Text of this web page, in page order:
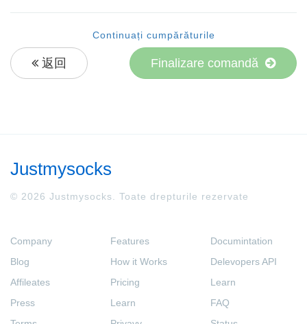
返回
Continuați cumpărăturile
Finalizare comandă
Justmysocks
© 2026 Justmysocks. Toate drepturile rezervate
Company
Blog
Affileates
Press
Features
How it Works
Pricing
Learn
Documintation
Delevopers API
Learn
FAQ